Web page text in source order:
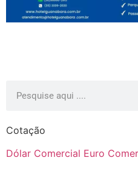
Cotação
Dólar Comercial Euro